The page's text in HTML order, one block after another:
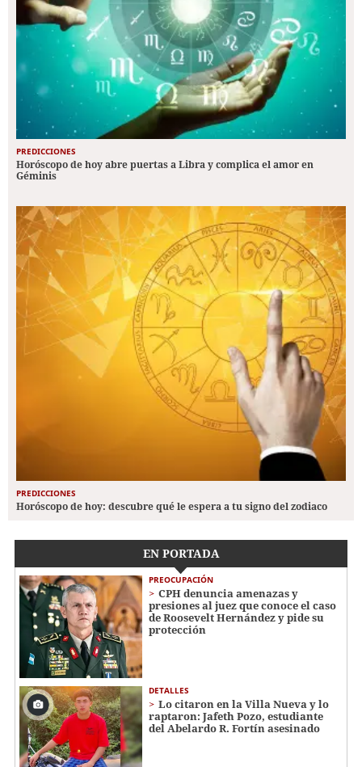
PREDICCIONES
Horóscopo de hoy abre puertas a Libra y complica el amor en
Géminis
PREDICCIONES
Horóscopo de hoy: descubre qué le espera a tu signo del zodiaco
EN PORTADA
PREOCUPACIÓN
CPH denuncia amenazas y
presiones al juez que conoce el caso
de Roosevelt Hernández y pide su
protección
DETALLES
Lo citaron en la Villa Nueva y lo
raptaron: Jafeth Pozo, estudiante
del Abelardo R. Fortín asesinado